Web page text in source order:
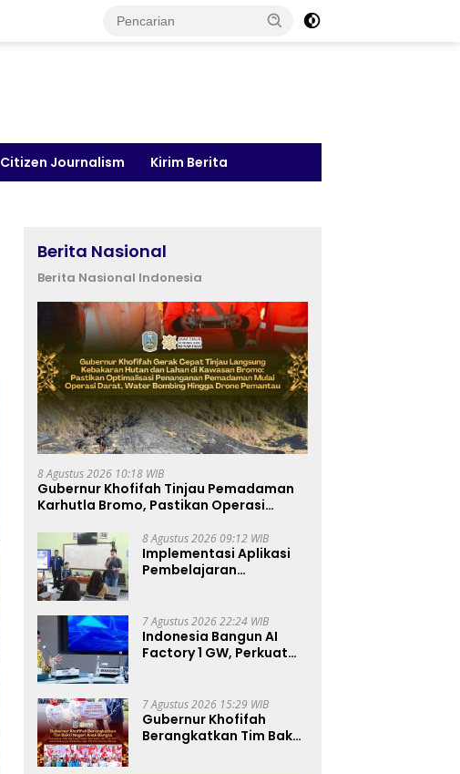
Citizen Journalism Kirim Berita
Berita Nasional
Berita Nasional Indonesia
8 Agustus 2026 10:18 WIB
Gubernur Khofifah Tinjau Pemadaman
Karhutla Bromo, Pastikan Operasi
Dioptimalkan
8 Agustus 2026 09:12 WIB
Implementasi Aplikasi
Pembelajaran
Kota Bekasi, Mendukung
Digitalisasi dan Inovasi
Pembelajaran
7 Agustus 2026 22:24 WIB
Indonesia Bangun AI
Factory 1 GW, Perkuat
7 Agustus 2026 15:29 WIB
Gubernur Khofifah
Berangkatkan Tim Bakti